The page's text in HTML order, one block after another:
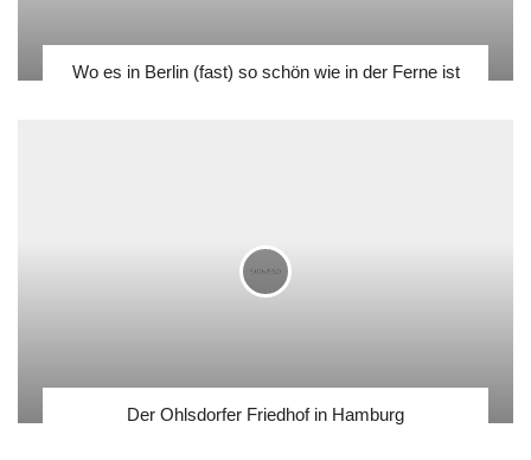
Wo es in Berlin (fast) so schön wie in der Ferne ist
Der Ohlsdorfer Friedhof in Hamburg